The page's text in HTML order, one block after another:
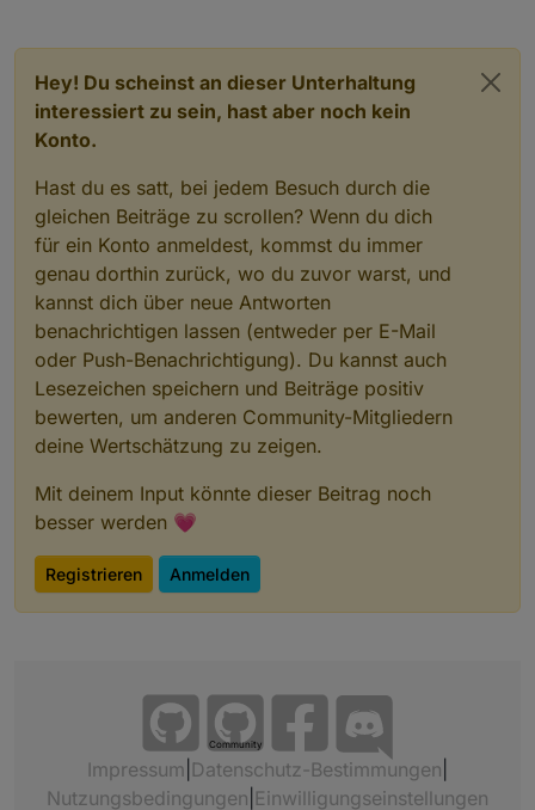
Hey! Du scheinst an dieser Unterhaltung
interessiert zu sein, hast aber noch kein
Konto.
Hast du es satt, bei jedem Besuch durch die
gleichen Beiträge zu scrollen? Wenn du dich
für ein Konto anmeldest, kommst du immer
genau dorthin zurück, wo du zuvor warst, und
kannst dich über neue Antworten
benachrichtigen lassen (entweder per E-Mail
oder Push-Benachrichtigung). Du kannst auch
Lesezeichen speichern und Beiträge positiv
bewerten, um anderen Community-Mitgliedern
deine Wertschätzung zu zeigen.
Mit deinem Input könnte dieser Beitrag noch
besser werden 💗
Registrieren Anmelden
Community
Impressum Datenschutz-Bestimmungen
Nutzungsbedingungen Einwilligungseinstellungen